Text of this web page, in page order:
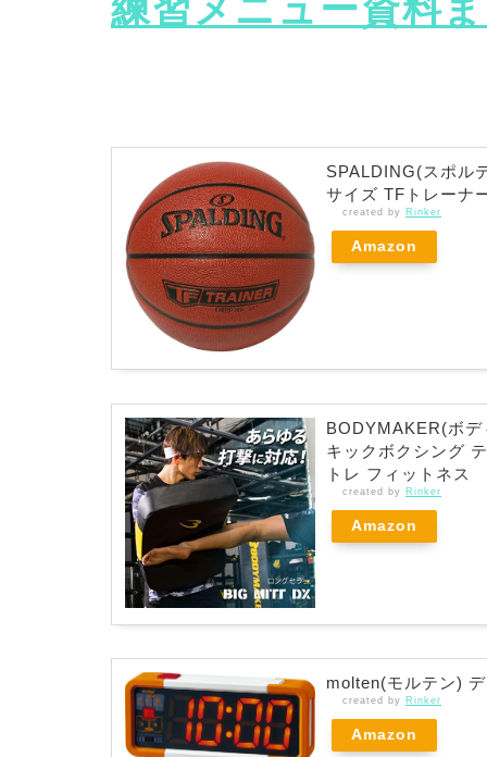
SPALDING(スポル
サイズ TFトレーナ
created by Rinker
Amazon
BODYMAKER(ボ
キックボクシング
トレ フィットネス
created by Rinker
Amazon
molten(モルテン)
created by Rinker
Amazon